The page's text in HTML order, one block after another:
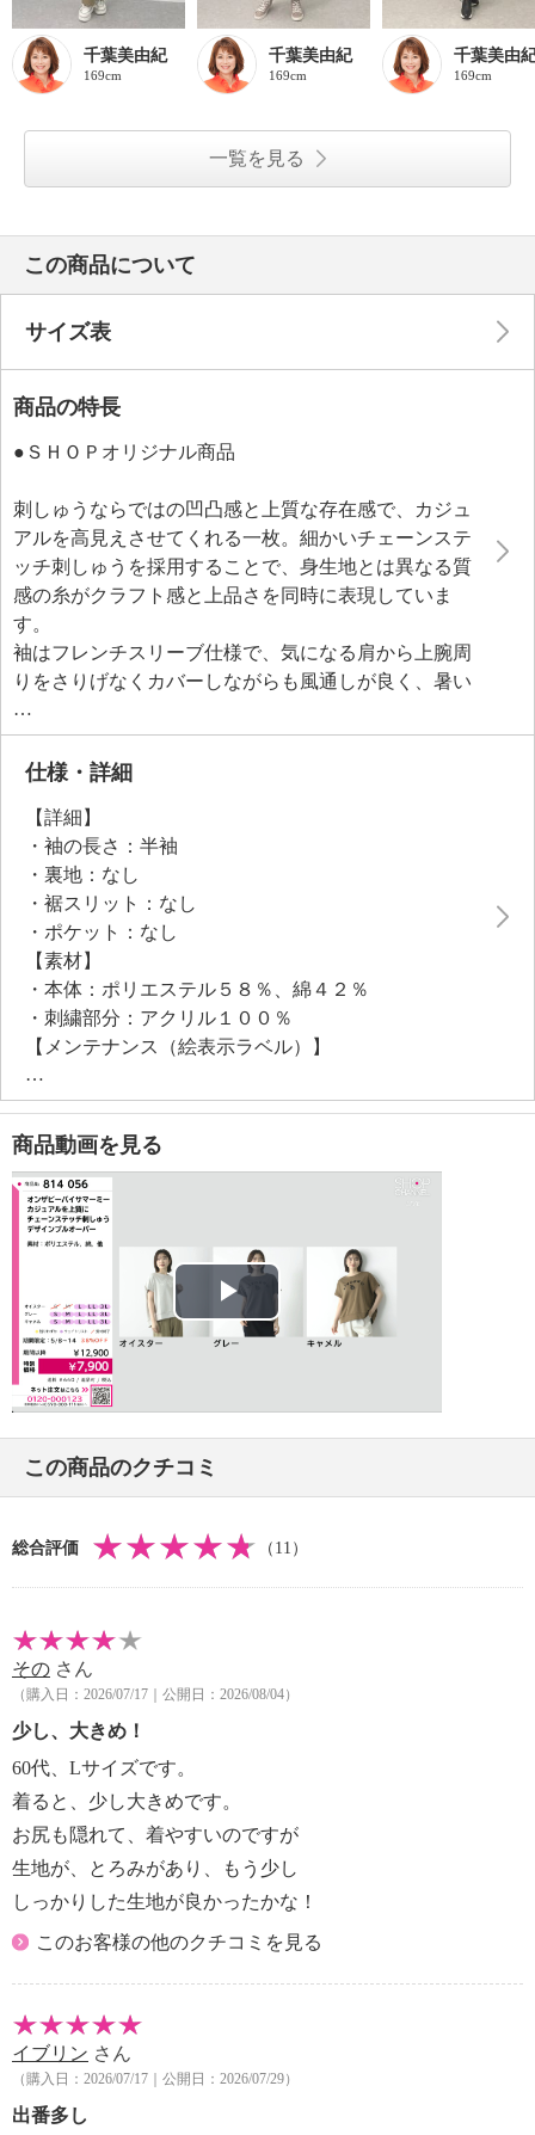
千葉美由紀
169cm
千葉美由紀
169cm
千葉美由
169cm
一覧を見る
この商品について
サイズ表
商品の特長
●ＳＨＯＰオリジナル商品
刺しゅうならではの凹凸感と上質な存在感で、カジュ
アルを高見えさせてくれる一枚。細かいチェーンステ
ッチ刺しゅうを採用することで、身生地とは異なる質
感の糸がクラフト感と上品さを同時に表現していま
す。
袖はフレンチスリーブ仕様で、気になる肩から上腕周
りをさりげなくカバーしながらも風通しが良く、暑い
季節も快適。袖口は共布二重のカフスパーツを取り付
け、折り返して縫い留めた凝ったデザイン。この袖口
のボリュームが上腕を華奢に見せる効果も。
の爽やかな風合いと控えめな艶感で高見え効果を、裏
側はポリエステルのなめらかな肌触りで重ね着しやす
く仕上げました。
仕様・詳細
【詳細】
・袖の長さ：半袖
・裏地：なし
・裾スリット：なし
・ポケット：なし
【素材】
・本体：ポリエステル５８％、綿４２％
・刺繍部分：アクリル１００％
【メンテナンス（絵表示ラベル）】
・手洗い：可
・漂白処理：塩素系・酸素系漂白不可
・タンブル乾燥：不可
・自然乾燥：日陰の吊り干し
・アイロン仕上げ：可（低温）
・ドライクリーニング：石油系ドライクリーニング可
・ウエットクリーニング：可
【メンテナンス（ケアラベル）】
・長時間照射による変退色注意
・単品洗い
・水や汗などによる色落ち、色移り注意
・摩擦による色落ち、色移り注意
・素材の特性上、多少の縮みあり
・中性洗剤使用
商品動画を見る
Play
この商品のクチコミ
総合評価 （11）
その さん
（購入日：2026/07/17｜公開日：2026/08/04）
少し、大きめ！
60代、Lサイズです。
着ると、少し大きめです。
お尻も隠れて、着やすいのですが
生地が、とろみがあり、もう少し
しっかりした生地が良かったかな！
このお客様の他のクチコミを見る
イブリン さん
（購入日：2026/07/17｜公開日：2026/07/29）
出番多し